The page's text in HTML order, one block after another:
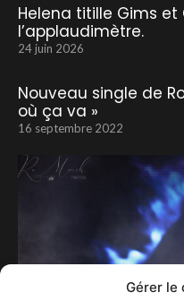
Gérer le
Helena titille Gims et
l’applaudimètre.
24 juin 2026
Nouveau single de
où ça va »
16 septembre 2022